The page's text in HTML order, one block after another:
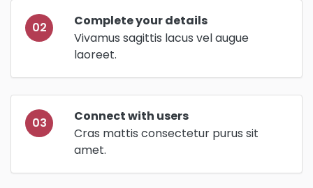
02
Complete your details
Vivamus sagittis lacus vel augue
laoreet.
03
Connect with users
Cras mattis consectetur purus sit
amet.